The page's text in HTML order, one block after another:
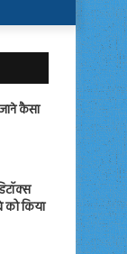
कैसा
को किया